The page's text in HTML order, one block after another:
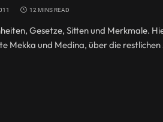
12 MINS READ
Gesetze, Sitten und Merkmale.
Mekka und Medina, über die